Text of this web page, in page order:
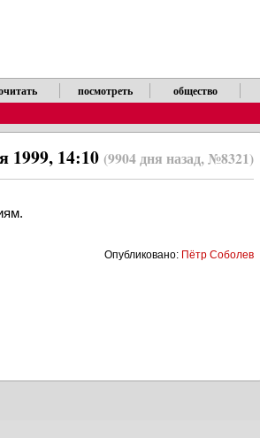
посмотреть общество
1999, 14:10 (9904 дня назад, №8321)
Опубликовано: Пётр Соболев